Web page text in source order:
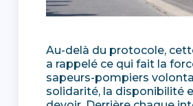
Au-delà du protocole,
a rappelé ce qui fait la
sapeurs-pompiers
solidarité, la disponibilité